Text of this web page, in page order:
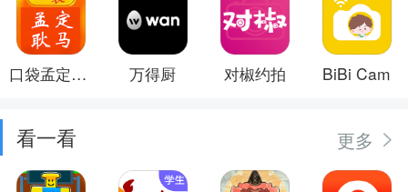
口袋孟定耿马 万得厨 对椒约拍 BiBi Cam
看一看 更多